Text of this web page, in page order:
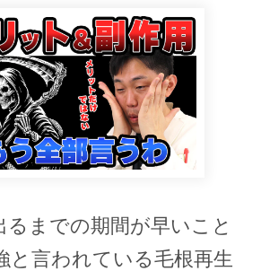
るまでの期間が早いこと
と言われている毛根再生